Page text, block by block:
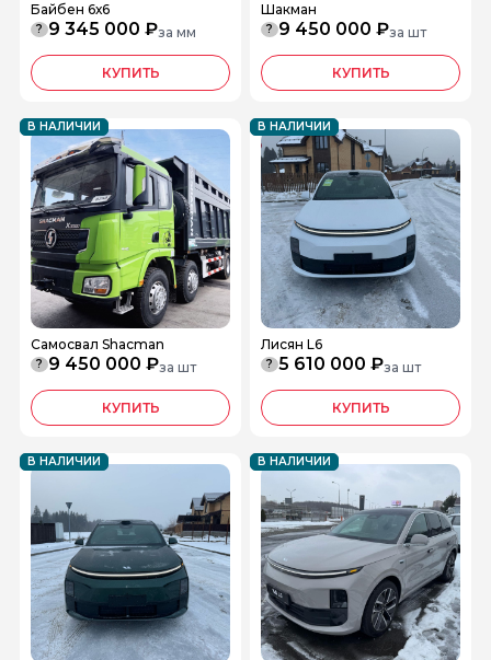
Байбен 6х6
? 9 345 000 ₽за мм
КУПИТЬ
Шакман
? 9 450 000 ₽за шт
КУПИТЬ
В НАЛИЧИИ
Самосвал Shacman
? 9 450 000 ₽за шт
КУПИТЬ
В НАЛИЧИИ
Лисян L6
? 5 610 000 ₽за шт
КУПИТЬ
В НАЛИЧИИ В НАЛИЧИИ